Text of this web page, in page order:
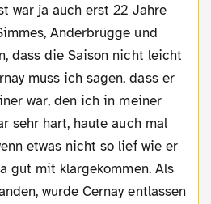
war ja auch erst 22 Jahre
Anderbrügge und
dass die Saison nicht leicht
muss ich sagen, dass er
war, den ich in meiner
sehr hart, haute auch mal
etwas nicht so lief wie er
gut mit klargekommen. Als
wurde Cernay entlassen